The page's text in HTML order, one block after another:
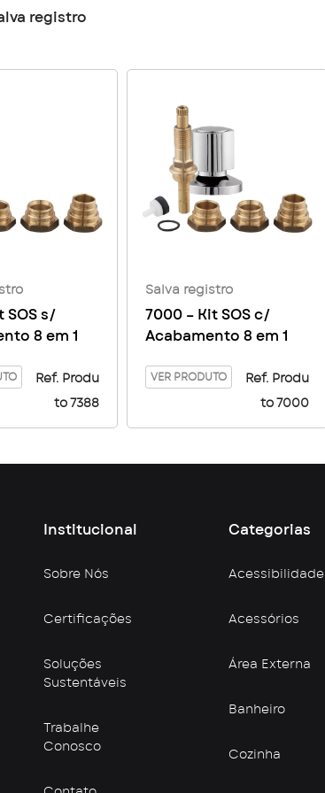
registro
SOS s/
8 em 1
Ref. Produ
to 7388
Salva registro
7000 – Kit SOS c/
Acabamento 8 em 1
VER PRODUTO
Ref. Produ
to 7000
Institucional
Sobre Nós
Certificações
Soluções
Sustentáveis
Trabalhe
Conosco
Categorias
Acessibilidade
Acessórios
Área Externa
Banheiro
Cozinha